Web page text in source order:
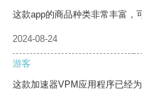
这款app的商品种类非常丰富，
2024-08-24
游客
这款加速器VPM应用程序已经